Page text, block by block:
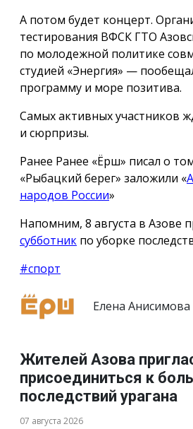
А потом будет концерт.
тестирования ВФСК ГТО
по молодежной политике
студией «Энергия» —
программу и море позитива.
Самых активных участников
и сюрпризы.
Ранее Ранее «Ёрш» писал о
«Рыбацкий берег» заложили «
народов России»
Напомним, 8 августа в Азове
субботник по уборке
#спорт
Елена Анисимова
Жителей Азова
присоединиться к
последствий урагана
07 августа 2026